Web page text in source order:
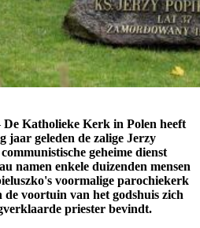
De Katholieke Kerk in Polen heeft
jaar geleden de zalige Jerzy
geheime dienst
namen enkele duizenden mensen
voormalige parochiekerk
voortuin van het godshuis zich
priester bevindt.